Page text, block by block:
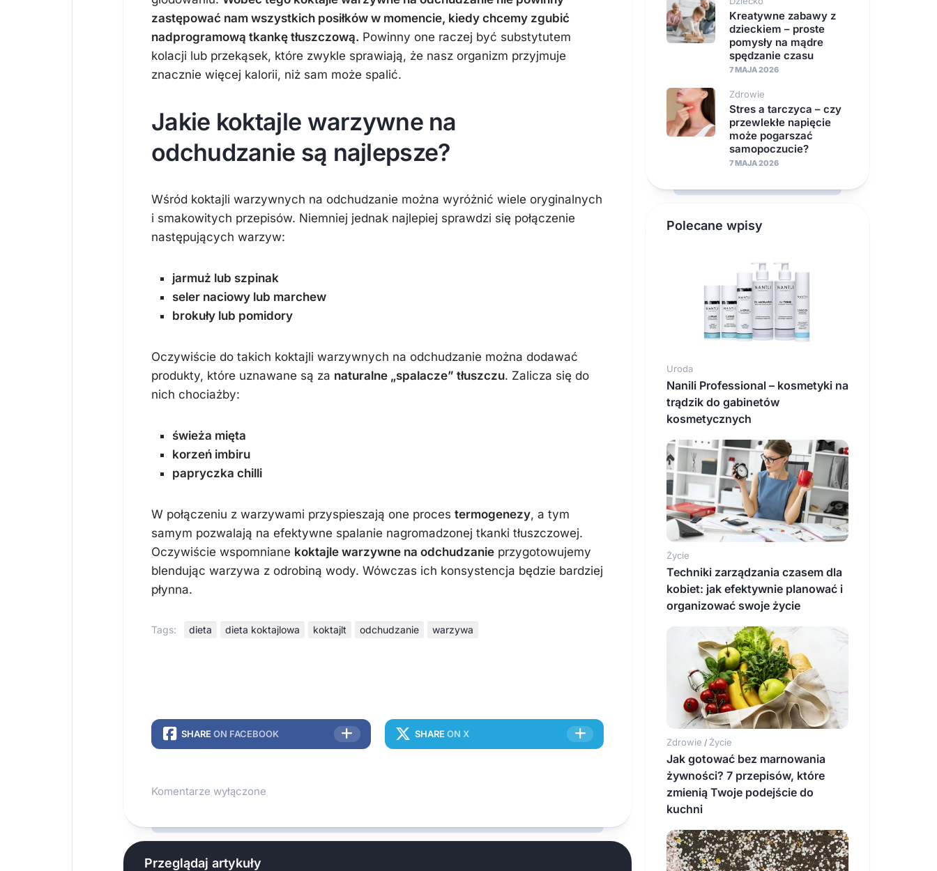
zastępować nam wszystkich posiłków w momencie, kiedy chcemy zgubić
nadprogramową tkankę tłuszczową. Powinny one raczej być substytutem
kolacji lub przekąsek, które zwykle sprawiają, że nasz organizm przyjmuje
znacznie więcej kalorii, niż sam może spalić.
Jakie koktajle warzywne na
odchudzanie są najlepsze?
Wśród koktajli warzywnych na odchudzanie można wyróżnić wiele oryginalnych
i smakowitych przepisów. Niemniej jednak najlepiej sprawdzi się połączenie
następujących warzyw:
jarmuż lub szpinak
seler naciowy lub marchew
brokuły lub pomidory
Oczywiście do takich koktajli warzywnych na odchudzanie można dodawać
produkty, które uznawane są za naturalne „spalacze” tłuszczu. Zalicza się do
nich chociażby:
świeża mięta
korzeń imbiru
papryczka chilli
W połączeniu z warzywami przyspieszają one proces termogenezy, a tym
samym pozwalają na efektywne spalanie nagromadzonej tkanki tłuszczowej.
Oczywiście wspomniane koktajle warzywne na odchudzanie przygotowujemy
blendując warzywa z odrobiną wody. Wówczas ich konsystencja będzie bardziej
płynna.
Tags: dieta dieta koktajlowa koktajlt odchudzanie warzywa
SHARE ON FACEBOOK SHARE ON X
Komentarze wyłączone
Przeglądaj artykuły
Kreatywne zabawy z
dzieckiem – proste
pomysły na mądre
spędzanie czasu
7 MAJA 2026
Zdrowie
Stres a tarczyca – czy
przewlekłe napięcie
może pogarszać
samopoczucie?
7 MAJA 2026
Polecane wpisy
Uroda
Nanili Professional – kosmetyki na
trądzik do gabinetów
kosmetycznych
Życie
Techniki zarządzania czasem dla
kobiet: jak efektywnie planować i
organizować swoje życie
Zdrowie / Życie
Jak gotować bez marnowania
żywności? 7 przepisów, które
zmienią Twoje podejście do
kuchni